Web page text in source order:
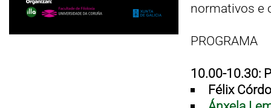
normativos e
PROGRAMA
10.00-10.30:
Félix